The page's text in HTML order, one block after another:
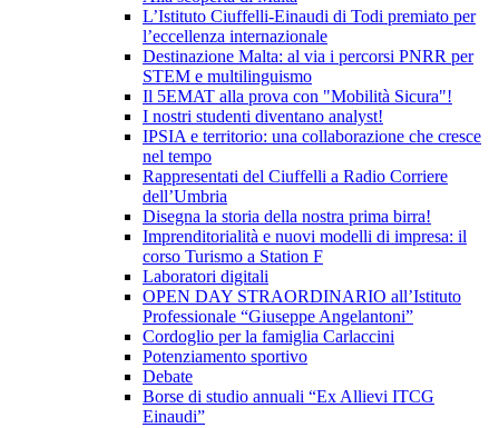
L’Istituto Ciuffelli-Einaudi di Todi premiato per
l’eccellenza internazionale
Destinazione Malta: al via i percorsi PNRR per
STEM e multilinguismo
Il 5EMAT alla prova con "Mobilità Sicura"!
I nostri studenti diventano analyst!
IPSIA e territorio: una collaborazione che cresce
nel tempo
Rappresentati del Ciuffelli a Radio Corriere
dell’Umbria
Disegna la storia della nostra prima birra!
Imprenditorialità e nuovi modelli di impresa: il
corso Turismo a Station F
Laboratori digitali
OPEN DAY STRAORDINARIO all’Istituto
Professionale “Giuseppe Angelantoni”
Cordoglio per la famiglia Carlaccini
Potenziamento sportivo
Debate
Borse di studio annuali “Ex Allievi ITCG
Einaudi”